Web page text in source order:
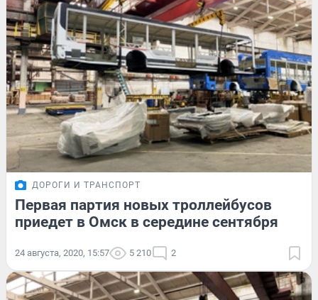
ДОРОГИ И ТРАНСПОРТ
Первая партия новых троллейбусов
приедет в Омск в середине сентября
24 августа, 2020, 15:57 5 210 2